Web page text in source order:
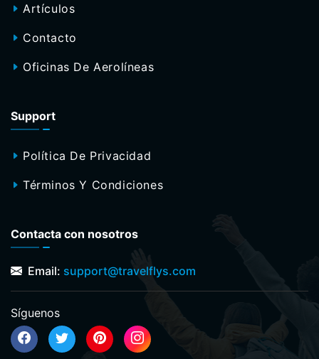
Artículos
Contacto
Oficinas De Aerolíneas
Support
Política De Privacidad
Términos Y Condiciones
Contacta con nosotros
Email: support@travelflys.com
Síguenos